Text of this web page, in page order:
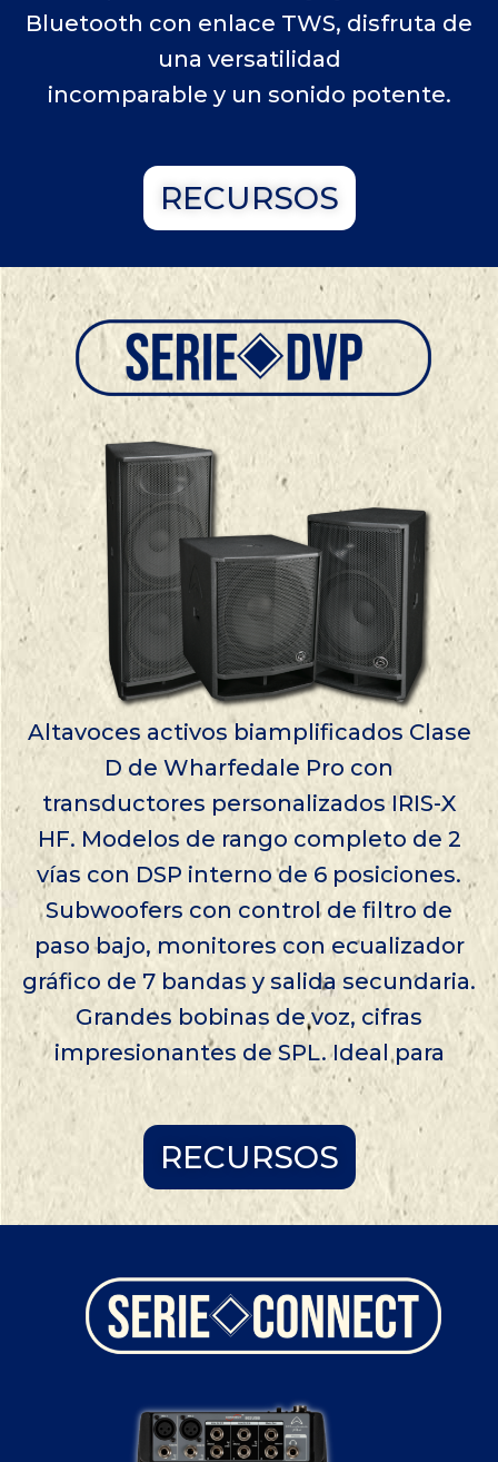
Bluetooth con enlace TWS, disfruta de
una versatilidad
incomparable y un sonido potente.
RECURSOS
Altavoces activos biamplificados Clase
D de Wharfedale Pro con
transductores personalizados IRIS-X
HF. Modelos de rango completo de 2
vías con DSP interno de 6 posiciones.
Subwoofers con control de filtro de
paso bajo, monitores con ecualizador
gráfico de 7 bandas y salida secundaria.
Grandes bobinas de voz, cifras
impresionantes de SPL. Ideal para
RECURSOS